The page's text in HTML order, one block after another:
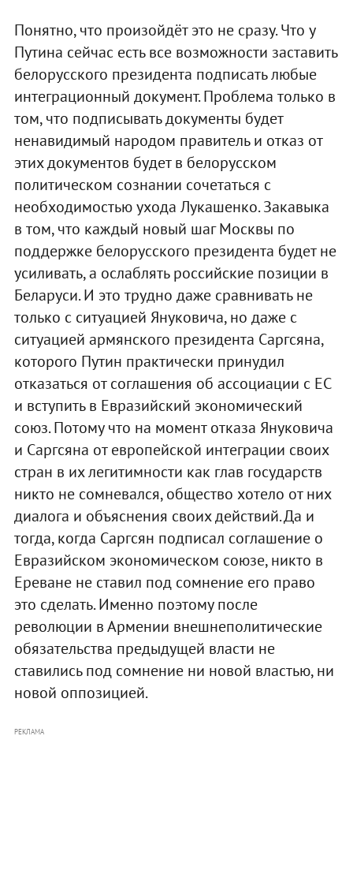
Понятно, что произойдёт это не сразу. Что у
Путина сейчас есть все возможности заставить
белорусского президента подписать любые
интеграционный документ. Проблема только в
том, что подписывать документы будет
ненавидимый народом правитель и отказ от
этих документов будет в белорусском
политическом сознании сочетаться с
необходимостью ухода Лукашенко. Закавыка
в том, что каждый новый шаг Москвы по
поддержке белорусского президента будет не
усиливать, а ослаблять российские позиции в
Беларуси. И это трудно даже сравнивать не
только с ситуацией Януковича, но даже с
ситуацией армянского президента Саргсяна,
которого Путин практически принудил
отказаться от соглашения об ассоциации с ЕС
и вступить в Евразийский экономический
союз. Потому что на момент отказа Януковича
и Саргсяна от европейской интеграции своих
стран в их легитимности как глав государств
никто не сомневался, общество хотело от них
диалога и объяснения своих действий. Да и
тогда, когда Саргсян подписал соглашение о
Евразийском экономическом союзе, никто в
Ереване не ставил под сомнение его право
это сделать. Именно поэтому после
революции в Армении внешнеполитические
обязательства предыдущей власти не
ставились под сомнение ни новой властью, ни
новой оппозицией.
РЕКЛАМА